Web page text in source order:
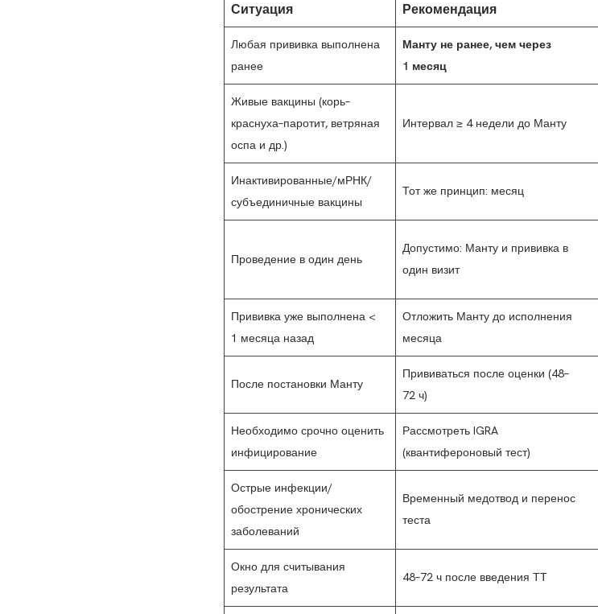
Ситуация Рекомендация
Любая прививка выполнена
ранее
Манту не ранее, чем через
1 месяц
Живые вакцины (корь–
краснуха–паротит, ветряная
оспа и др.)
Интервал ≥ 4 недели до Манту
Инактивированные/мРНК/
субъединичные вакцины
Тот же принцип: месяц
Проведение в один день
Допустимо: Манту и прививка в
один визит
Прививка уже выполнена <
1 месяца назад
Отложить Манту до исполнения
месяца
После постановки Манту
Прививаться после оценки (48–
72 ч)
Необходимо срочно оценить
инфицирование
Рассмотреть IGRA
(квантифероновый тест)
Острые инфекции/
обострение хронических
заболеваний
Временный медотвод и перенос
теста
Окно для считывания
результата
48–72 ч после введения ТТ